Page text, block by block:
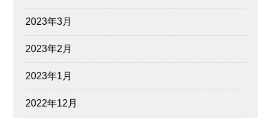
2023年3月
2023年2月
2023年1月
2022年12月